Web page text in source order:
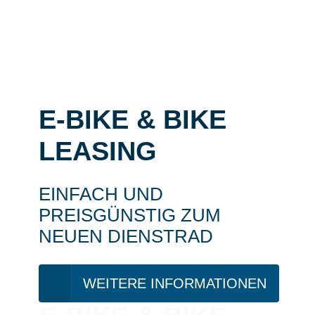
E-BIKE & BIKE
LEASING
EINFACH UND
PREISGÜNSTIG ZUM
NEUEN DIENSTRAD
WEITERE INFORMATIONEN